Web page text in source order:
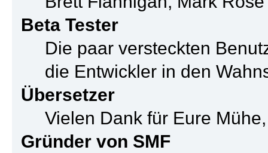
Beta Tester
Die paar versteckten
die Entwickler in den
Übersetzer
Vielen Dank für Eure
Gründer von SMF